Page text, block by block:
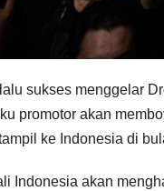
sukses menggelar
promotor akan
ke Indonesia di
Indonesia akan